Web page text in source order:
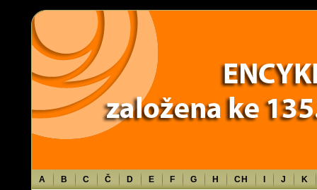
Warning: Use of undefined constant TXT - assumed 'TXT' (this will throw
content/themes/sablona/functions.php
A B C Č D E F G H CH J K